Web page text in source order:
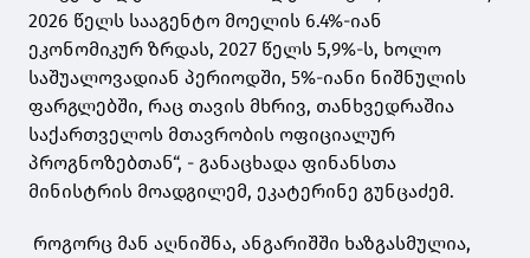
2026 წელს სააგენტო მოელის 6.4%-იან
ეკონომიკურ ზრდას, 2027 წელს 5,9%-ს, ხოლო
საშუალოვადიან პერიოდში, 5%-იანი ნიშნულის
ფარგლებში, რაც თავის მხრივ, თანხვედრაშია
საქართველოს მთავრობის ოფიციალურ
პროგნოზებთან“, - განაცხადა ფინანსთა
მინისტრის მოადგილემ, ეკატერინე გუნცაძემ.
როგორც მან აღნიშნა, ანგარიშში ხაზგასმულია,